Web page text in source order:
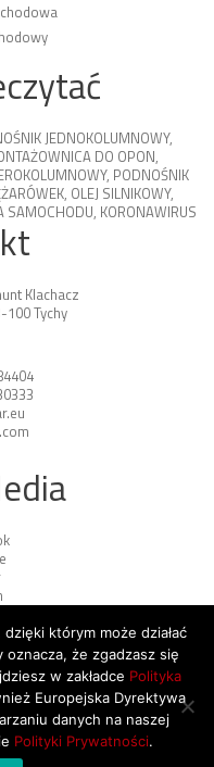
JEDNOKOLUMNOWY,
DO OPON,
, PODNOŚNIK
, OLEJ SILNIKOWY,
SAMOCHODU, KORONAWIRUS
Klachacz
100 Tychy
All rights
Shipping
którym może działać
że zgadzasz się
w zakładce Polityka
Europejska Dyrektywa
danych na naszej
Polityki Prywatności.